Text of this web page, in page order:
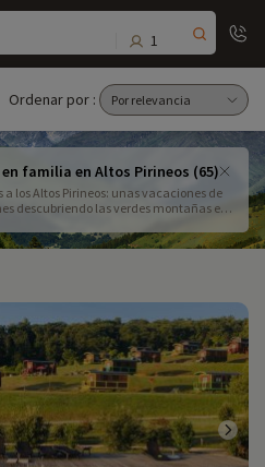
1
Ordenar por :
familia en Altos Pirineos (65)
los Altos Pirineos: unas vacaciones de
descubriendo las verdes montañas en
Territorio remoto y casi indómito,
unas vacaciones de ensueño.